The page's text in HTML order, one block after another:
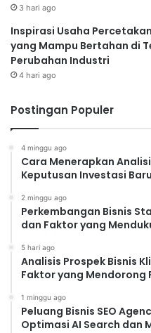
3 hari ago
Inspirasi Usaha
yang Mampu Bertahan di
Perubahan Industri
4 hari ago
Postingan Populer
4 minggu ago
Cara Menerapkan
Keputusan Investasi Baru
2 minggu ago
Perkembangan Bisnis
dan Faktor yang
5 hari ago
Analisis Prospek Bisnis
Faktor yang Mendorong
1 minggu ago
Peluang Bisnis SEO
Optimasi AI Search dan